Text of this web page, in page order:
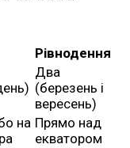
Рівнодення
Два
(березень і
вересень)
на Прямо над
екватором